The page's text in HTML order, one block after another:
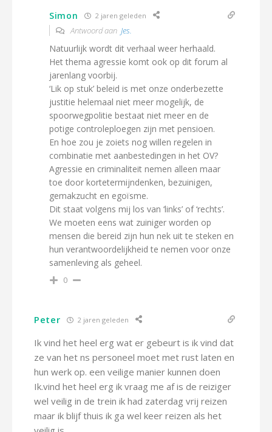
Simon 2 jaren geleden
Antwoord aan Jes.
Natuurlijk wordt dit verhaal weer herhaald.
Het thema agressie komt ook op dit forum al
jarenlang voorbij.
‘Lik op stuk’ beleid is met onze onderbezette
justitie helemaal niet meer mogelijk, de
spoorwegpolitie bestaat niet meer en de
potige controleploegen zijn met pensioen.
En hoe zou je zoiets nog willen regelen in
combinatie met aanbestedingen in het OV?
Agressie en criminaliteit nemen alleen maar
toe door kortetermijndenken, bezuinigen,
gemakzucht en egoïsme.
Dit staat volgens mij los van ‘links’ of ‘rechts’.
We moeten eens wat zuiniger worden op
mensen die bereid zijn hun nek uit te steken en
hun verantwoordelijkheid te nemen voor onze
samenleving als geheel.
0
Peter 2 jaren geleden
Ik vind het heel erg wat er gebeurt is ik vind dat
ze van het ns personeel moet met rust laten en
hun werk op. een veilige manier kunnen doen
Ik.vind het heel erg ik vraag me af is de reiziger
wel veilig in de trein ik had zaterdag vrij reizen
maar ik blijf thuis ik ga wel keer reizen als het